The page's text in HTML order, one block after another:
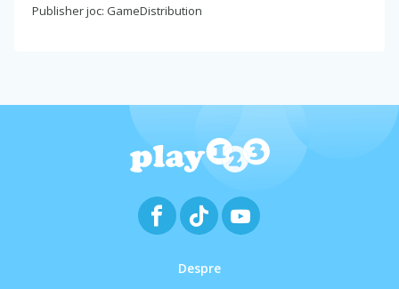
Publisher joc: GameDistribution
Despre